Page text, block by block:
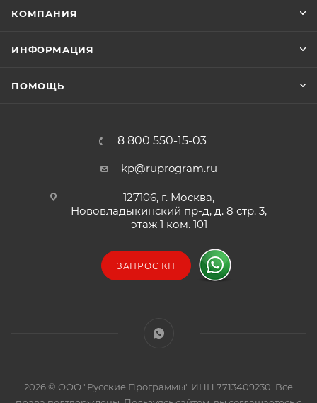
КОМПАНИЯ
ИНФОРМАЦИЯ
ПОМОЩЬ
8 800 550-15-03
kp@ruprogram.ru
127106, г. Москва,
Нововладыкинский пр-д, д. 8 стр. 3,
этаж 1 ком. 101
ЗАПРОС КП
2026 © ООО "Русские Программы" ИНН 7713409230. Все